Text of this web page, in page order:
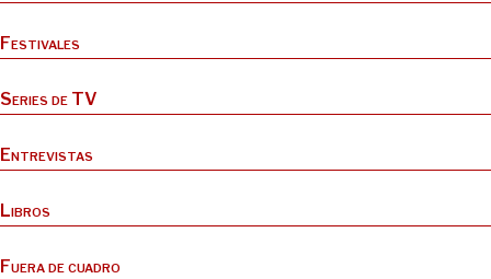
Festivales
Series de TV
Entrevistas
Libros
Fuera de cuadro